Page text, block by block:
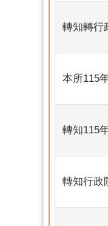
轉知轉行
本所115
轉知115
轉知行政